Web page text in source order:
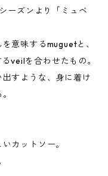
ーズンより「ミュベ
意味するmuguetと、
veilを合わせたもの。
すような、身に着け
カットソー。